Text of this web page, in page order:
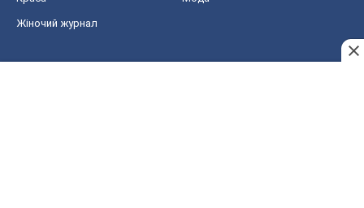
Жіночий журнал